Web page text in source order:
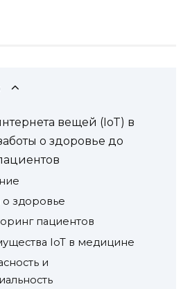
вещей (IoT) в
о здоровье до
о здоровье
пациентов
IoT в медицине
и